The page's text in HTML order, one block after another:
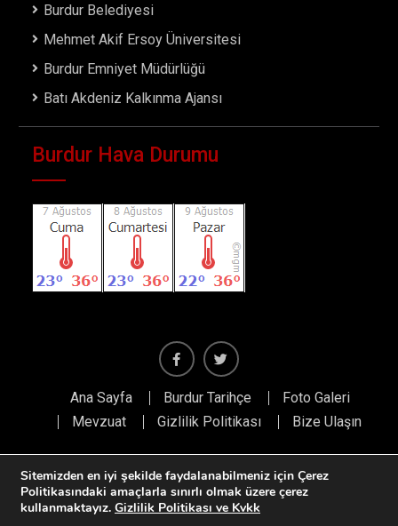
Burdur Belediyesi
Mehmet Akif Ersoy Üniversitesi
Burdur Emniyet Müdürlüğü
Batı Akdeniz Kalkınma Ajansı
Burdur Hava Durumu
Ana Sayfa Burdur Tarihçe
Foto Galeri
Mevzuat
Gizlilik Politikası Bize Ulaşın
Tüm hakları saklıdır. Burdur Kent Konseyi
Sitemizden en iyi şekilde faydalanabilmeniz için Çerez
Politikasındaki amaçlarla sınırlı olmak üzere çerez
kullanmaktayız. Gizlilik Politikası ve Kvkk